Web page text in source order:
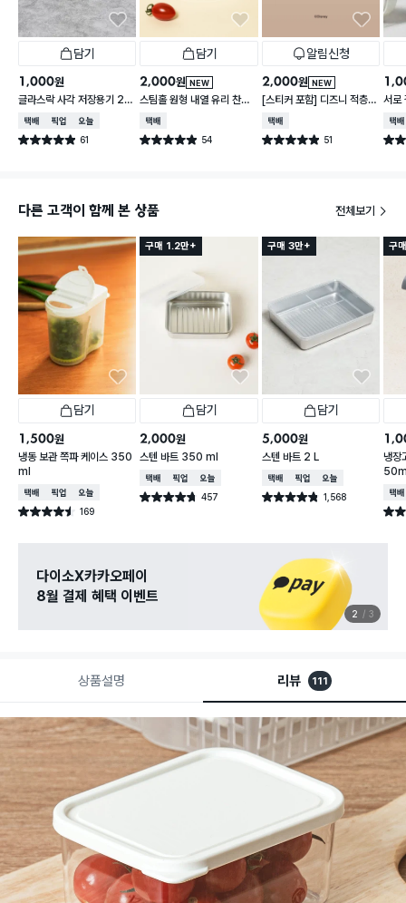
담기
1,000원
글라스락 사각 저장용기 24
0ml
택배배송매장픽업오늘배송
별점 4.9점 61
건 작성
담기
NEW
2,000원
스팀홀 원형 내열 유리 찬통
1 L
택배배송
별점 4.9점 54
건 작성
알림신청
NEW
2,000원
[스티커 포함] 디즈니 적층
가능한 말랑핏 2.7 L 아이보
택배배송
별점 4.9점 51
건 작성
서로
2
택배
별점
다른 고객이 함께 본 상품 전체보기
담기
1,500원
냉동 보관 쪽파 케이스 350
ml
택배배송매장픽업오늘배송
별점 4.5점 169
건 작성
구매 1.2만+
담기
2,000원
스텐 바트 350 ml
택배배송매장픽업오늘배송
별점 4.7점 457
건 작성
구매 3만+
담기
5,000원
스텐 바트 2 L
택배배송매장픽업오늘배송
별점 4.8점 1,568
건 작성
구
냉장
택배
별점
관심 있는 신상 입고
무료로 알림 받기
3 3
상품설명 리뷰 111